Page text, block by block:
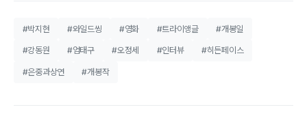
#박지현 #와일드씽 #영화 #트라이앵글 #개봉일
#강동원 #엄태구 #오정세 #인터뷰 #히든페이스
#은중과상연 #개봉작